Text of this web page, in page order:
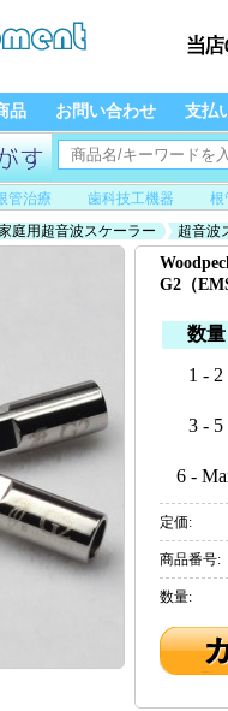
品 お問い合わせ 支払
管治療 歯科技工機器
根
庭用超音波スケーラー
超音波
G2（
数量
1 - 2
3 - 5
6 -
定価:
商品番号:
数量: